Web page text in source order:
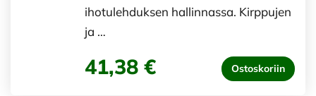
ihotulehduksen hallinnassa. Kirppujen
ja …
41,38 € Ostoskoriin